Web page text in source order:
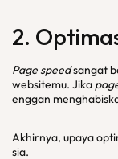
2.
Page speedsangat
websitemu. Jika
enggan
Akhirnya, upaya
sia.